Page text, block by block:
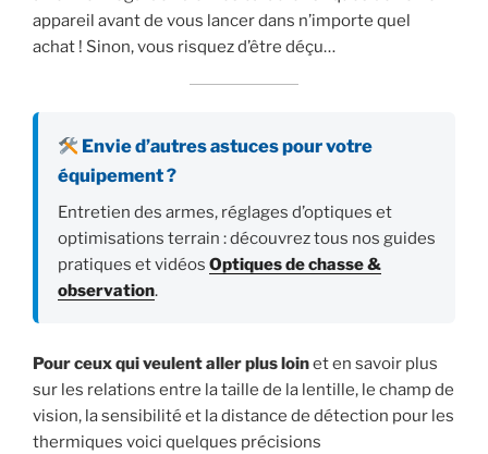
appareil avant de vous lancer dans n’importe quel
achat ! Sinon, vous risquez d’être déçu…
Envie d’autres astuces pour votre
équipement ?
Entretien des armes, réglages d’optiques et
optimisations terrain : découvrez tous nos guides
pratiques et vidéos Optiques de chasse &
observation.
Pour ceux qui veulent aller plus loinet en savoir plus
sur les relations entre la taille de la lentille, le champ de
vision, la sensibilité et la distance de détection pour les
thermiques voici quelques précisions